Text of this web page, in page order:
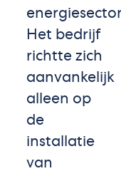
Het bedrijf
richtte zich
aanvankelijk
alleen op
de
installatie
van